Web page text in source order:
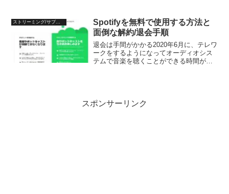
こり、その分散財も激しい1年となってし
まいました...
Spotifyを無料で使用する方法と
面倒な解約/退会手順
退会は手間がかかる2020年6月に、テレワ
ークをするようになってオーディオシス
テムで音楽を聴くことができる時間が増
スポンサーリンク